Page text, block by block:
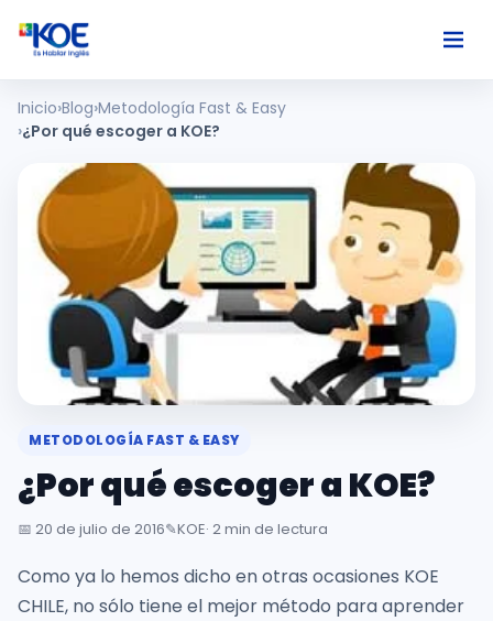
Ingles
Paises
Nosotros
Usuarios
Comunidad
Habla
inglés
desde
primera
sesión
Inicio Blog Metodología Fast & Easy
¿Por qué escoger a KOE?
METODOLOGÍA FAST & EASY
¿Por qué escoger a KOE?
📅 20 de julio de 2016✎️KOE· 2 min de lectura
Como ya lo hemos dicho en otras ocasiones KOE
CHILE, no sólo tiene el mejor método para aprender